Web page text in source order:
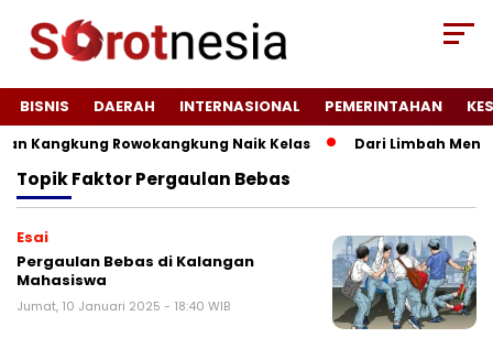
BISNIS DAERAH INTERNASIONAL PEMERINTAHAN
Kangkung Rowokangkung Naik Kelas Dari Limbah
TopikFaktor Pergaulan Bebas
Esai
Pergaulan Bebas di Kalangan
Mahasiswa
Jumat, 10 Januari 2025 - 18:40 WIB